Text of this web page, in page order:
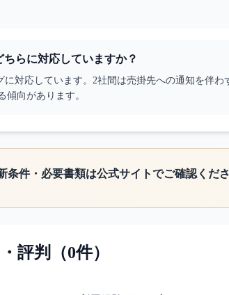
らに対応していますか？
対応しています。2社間は売掛先への通知を伴わ
傾向があります。
条件・必要書類は公式サイトでご確認くだ
評判（0件）